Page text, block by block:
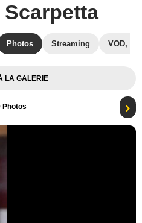
Photos Streaming VOD,
LA GALERIE
Photos